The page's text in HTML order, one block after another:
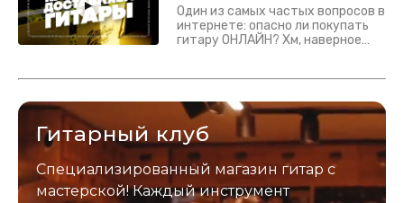
Один из самых частых вопросов в
интернете: опасно ли покупать
гитару ОНЛАЙН? Хм, наверное
застрахован. Случись что -
Гитарный клуб
Специализированный магазин гитар с
мастерской! Каждый инструмент